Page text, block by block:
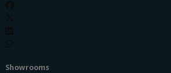
Showrooms